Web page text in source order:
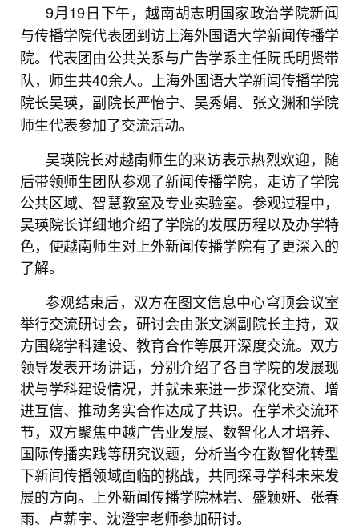
9月19日下午，越南胡志明国家政治学院新闻
与传播学院代表团到访上海外国语大学新闻传播学
院。代表团由公共关系与广告学系主任阮氏明贤带
队，师生共40余人。上海外国语大学新闻传播学院
院长吴瑛，副院长严怡宁、吴秀娟、张文渊和学院
师生代表参加了交流活动。
吴瑛院长对越南师生的来访表示热烈欢迎，随
后带领师生团队参观了新闻传播学院，走访了学院
公共区域、智慧教室及专业实验室。参观过程中，
吴瑛院长详细地介绍了学院的发展历程以及办学特
色，使越南师生对上外新闻传播学院有了更深入的
了解。
参观结束后，双方在图文信息中心穹顶会议室
举行交流研讨会，研讨会由张文渊副院长主持，双
方围绕学科建设、教育合作等展开深度交流。双方
领导发表开场讲话，分别介绍了各自学院的发展现
状与学科建设情况，并就未来进一步深化交流、增
进互信、推动务实合作达成了共识。在学术交流环
节，双方聚焦中越广告业发展、数智化人才培养、
国际传播实践等研究议题，分析当今在数智化转型
下新闻传播领域面临的挑战，共同探寻学科未来发
展的方向。上外新闻传播学院林岩、盛颖妍、张春
雨、卢薪宇、沈澄宇老师参加研讨。